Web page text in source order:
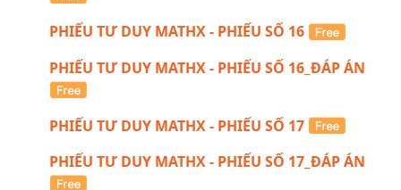
PHIẾU TƯ DUY MATHX - PHIẾU SỐ 16
PHIẾU TƯ DUY MATHX - PHIẾU SỐ 16_ĐÁP ÁN
PHIẾU TƯ DUY MATHX - PHIẾU SỐ 17
PHIẾU TƯ DUY MATHX - PHIẾU SỐ 17_ĐÁP ÁN